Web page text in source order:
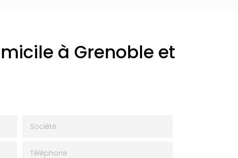
à Grenoble et